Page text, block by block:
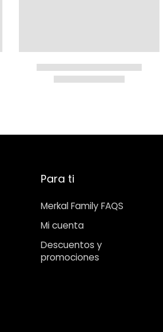
Para ti
Merkal Family FAQS
Mi cuenta
Descuentos y
promociones